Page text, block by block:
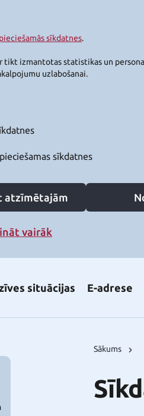
sīkdatnes.
izmantotas statistikas un
uzlabošanai.
sīkdatnes
atzīmētajām
vairāk
situācijas E-adrese
Sākums